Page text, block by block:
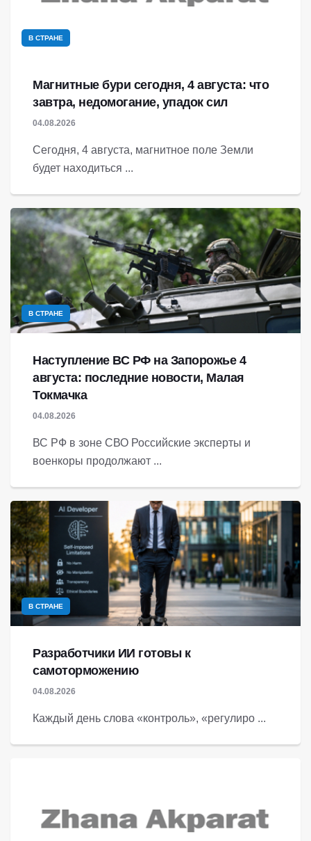
В СТРАНЕ
Магнитные бури сегодня, 4 августа: что
завтра, недомогание, упадок сил
04.08.2026
Сегодня, 4 августа, магнитное поле Земли
будет находиться ...
В СТРАНЕ
Наступление ВС РФ на Запорожье 4
августа: последние новости, Малая
Токмачка
04.08.2026
ВС РФ в зоне СВО Российские эксперты и
военкоры продолжают ...
В СТРАНЕ
Разработчики ИИ готовы к
самоторможению
04.08.2026
Каждый день слова «контроль», «регулиро ...